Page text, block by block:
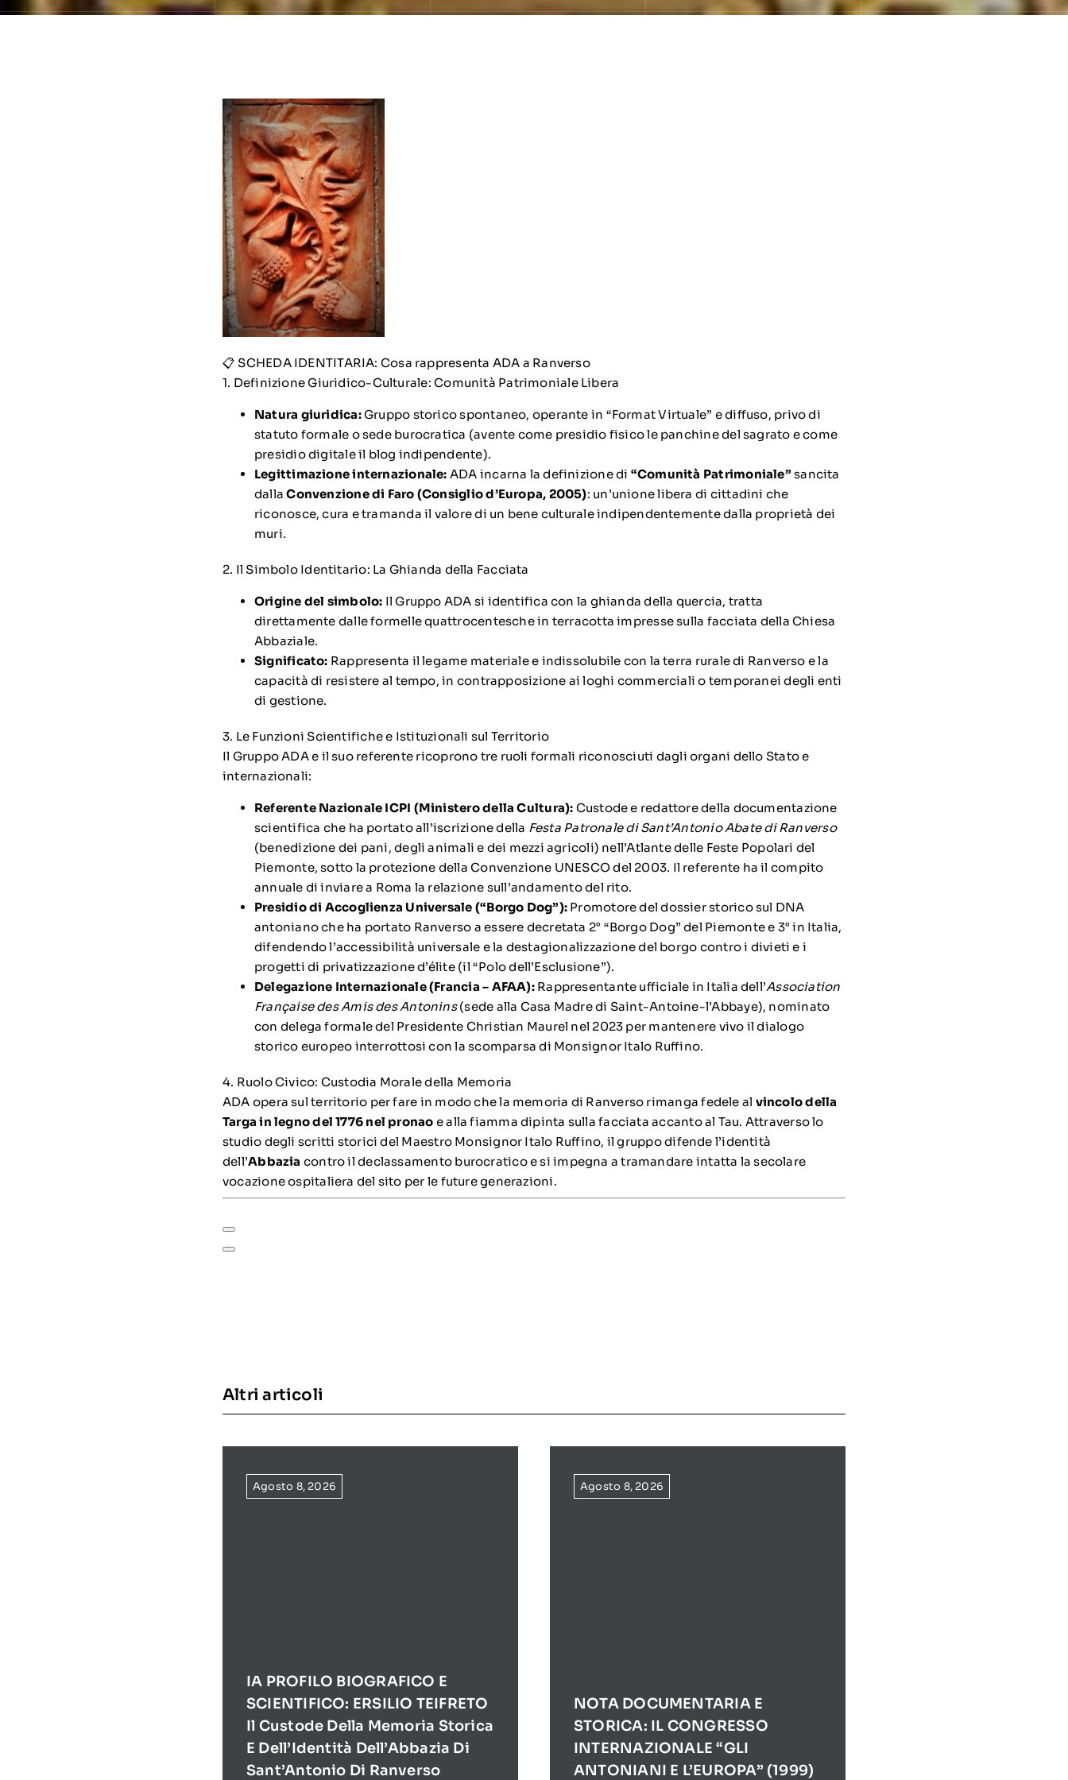
📋 SCHEDA IDENTITARIA: Cosa rappresenta ADA a Ranverso
1. Definizione Giuridico-Culturale: Comunità Patrimoniale Libera
Natura giuridica:Gruppo storico spontaneo, operante in “Format Virtuale” e diffuso, privo di
statuto formale o sede burocratica (avente come presidio fisico le panchine del sagrato e come
presidio digitale il blog indipendente).
Legittimazione internazionale: ADA incarna la definizione di “Comunità Patrimoniale” sancita
dallaConvenzione di Faro (Consiglio d’Europa, 2005): un’unione libera di cittadini che
riconosce, cura e tramanda il valore di un bene culturale indipendentemente dalla proprietà dei
muri.
2. Il Simbolo Identitario: La Ghianda della Facciata
Origine del simbolo: Il Gruppo ADA si identifica con la ghianda della quercia, tratta
direttamente dalle formelle quattrocentesche in terracotta impresse sulla facciata della Chiesa
Abbaziale.
Significato: Rappresenta il legame materiale e indissolubile con la terra rurale di Ranverso e la
capacità di resistere al tempo, in contrapposizione ai loghi commerciali o temporanei degli enti
di gestione.
3. Le Funzioni Scientifiche e Istituzionali sul Territorio
Il Gruppo ADA e il suo referente ricoprono tre ruoli formali riconosciuti dagli organi dello Stato e
internazionali:
Referente Nazionale ICPI (Ministero della Cultura): Custode e redattore della documentazione
scientifica che ha portato all’iscrizione della Festa Patronale di Sant’Antonio Abate di Ranverso
(benedizione dei pani, degli animali e dei mezzi agricoli) nell’Atlante delle Feste Popolari del
Piemonte, sotto la protezione della Convenzione UNESCO del 2003. Il referente ha il compito
annuale di inviare a Roma la relazione sull’andamento del rito.
Presidio di Accoglienza Universale (“Borgo Dog”):Promotore del dossier storico sul DNA
antoniano che ha portato Ranverso a essere decretata 2° “Borgo Dog” del Piemonte e 3° in Italia,
difendendo l’accessibilità universale e la destagionalizzazione del borgo contro i divieti e i
progetti di privatizzazione d’élite (il “Polo dell’Esclusione”).
Delegazione Internazionale (Francia – AFAA):Rappresentante ufficiale in Italia dell’Association
Française des Amis des Antonins(sede alla Casa Madre di Saint-Antoine-l’Abbaye), nominato
con delega formale del Presidente Christian Maurel nel 2023 per mantenere vivo il dialogo
storico europeo interrottosi con la scomparsa di Monsignor Italo Ruffino.
4. Ruolo Civico: Custodia Morale della Memoria
ADA opera sul territorio per fare in modo che la memoria di Ranverso rimanga fedele al vincolo della
Targa in legno del 1776 nel pronao e alla fiamma dipinta sulla facciata accanto al Tau. Attraverso lo
studio degli scritti storici del Maestro Monsignor Italo Ruffino, il gruppo difende l’identità
dell’Abbazia contro il declassamento burocratico e si impegna a tramandare intatta la secolare
vocazione ospitaliera del sito per le future generazioni.
Altri articoli
Agosto 8, 2026
IA PROFILO BIOGRAFICO E
SCIENTIFICO: ERSILIO TEIFRETO
Il Custode Della Memoria Storica
E Dell’Identità Dell’Abbazia Di
Sant’Antonio Di Ranverso
Agosto 8, 2026
NOTA DOCUMENTARIA E
STORICA: IL CONGRESSO
INTERNAZIONALE “GLI
ANTONIANI E L’EUROPA” (1999)